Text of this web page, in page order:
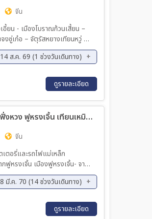
11 พ.ย. 69 - 15 พ.ย. 69
15 พ.ย. 69 - 19 พ.ย. 69
19 พ.ย. 69 - 23 พ.ย. 69
23 พ.ย. 69 - 27 พ.ย. 69
27 พ.ย. 69 - 01 ธ.ค. 69
01 ธ.ค. 69 - 05 ธ.ค. 69
05 ธ.ค. 69 - 09 ธ.ค. 69
09 ธ.ค. 69 - 13 ธ.ค. 69
13 ธ.ค. 69 - 17 ธ.ค. 69
21 ธ.ค. 69 - 25 ธ.ค. 69
25 ธ.ค. 69 - 29 ธ.ค. 69
29 ธ.ค. 69 - 02 ม.ค. 70
จีน
อี้ยน - เมืองโบราณก้วนเสี้ยน –
ส.ค. 69 (1 ช่วงวันเดินทาง)
ดูรายละเอียด
ทัวร์จีน THE FROZEN AVATAR ฉางซา จางเจียเจี้ย ฉางเต๋อ เฟิ่งหวง ฟูหรงเจิ้น เทียนเหมินซาน 5วัน 4คืน (FD)
จีน
ตอรี่และรถไฟแม่เหล็ก
หรงเจิ้น เมืองฟูหรงเจิ้น- จาง
ระจก(รวมผ้าหุ้มรองเท้า) - ชมถ้ำ
มี.ค. 70 (14 ช่วงวันเดินทาง)
20 ม.ค. 70 - 24 ม.ค. 70
ดูรายละเอียด